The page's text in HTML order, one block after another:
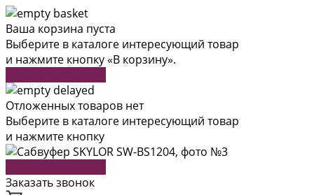
Ваша корзина пуста
Выберите в каталоге интересующий товар
и нажмите кнопку «В корзину».
Отложенных товаров нет
Выберите в каталоге интересующий товар
и нажмите кнопку
Заказать звонок